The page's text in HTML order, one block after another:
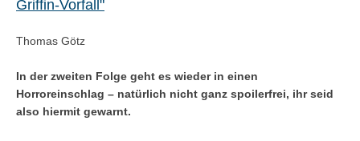
Griffin-Vorfall"
Thomas Götz
In der zweiten Folge geht es wieder in einen
Horroreinschlag – natürlich nicht ganz spoilerfrei, ihr seid
also hiermit gewarnt.